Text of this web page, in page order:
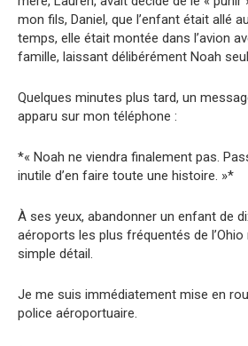
mon fils, Daniel, que l’enfant était allé
temps, elle était montée dans l’avion
famille, laissant délibérément Noah
Quelques minutes plus tard, un
apparu sur mon téléphone :
*« Noah ne viendra finalement pas.
inutile d’en faire toute une histoire. »*
À ses yeux, abandonner un enfant de
aéroports les plus fréquentés de l’Ohio
simple détail.
Je me suis immédiatement mise en
police aéroportuaire.